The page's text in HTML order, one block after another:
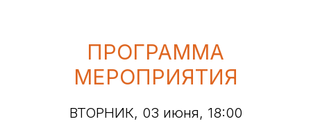
ПРОГРАММА
МЕРОПРИЯТИЯ
ВТОРНИК, 03 июня, 18:00